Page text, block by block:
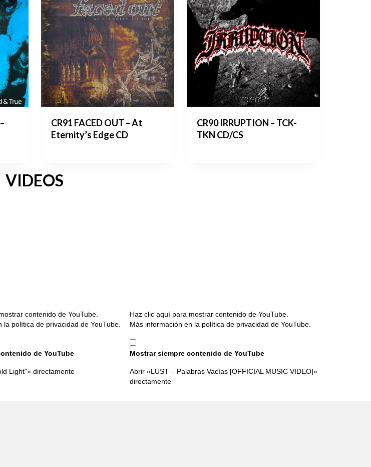
CR91 FACED OUT – At
Eternity’s Edge CD
CR90 IRRUPTION – TCK-
TKN CD/CS
VIDEOS
contenido de YouTube.
la política de privacidad de YouTube
de YouTube
Light"» directamente
Mostrar
«LUST
Palabras
Vacías
MUSIC
VIDEO]»
Haz clic aquí para mostrar contenido de YouTube.
Más información en la política de privacidad de YouTube
Mostrar siempre contenido de YouTube
Abrir «LUST – Palabras Vacías [OFFICIAL MUSIC VIDEO]»
directamente